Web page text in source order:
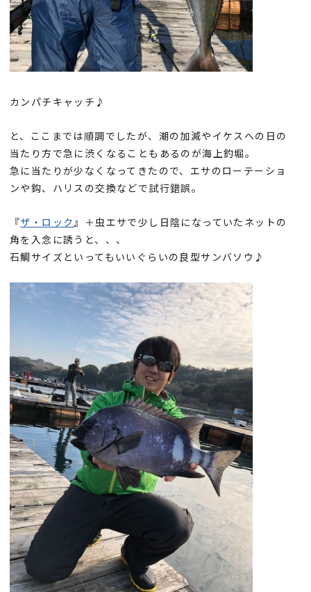
カンパチキャッチ♪
と、ここまでは順調でしたが、潮の加減やイケスへの日の
当たり方で急に渋くなることもあるのが海上釣堀。
急に当たりが少なくなってきたので、エサのローテーショ
ンや鈎、ハリスの交換などで試行錯誤。
『ザ・ロック 』＋虫エサで少し日陰になっていたネットの
角を入念に誘うと、、、
石鯛サイズといってもいいぐらいの良型サンバソウ♪